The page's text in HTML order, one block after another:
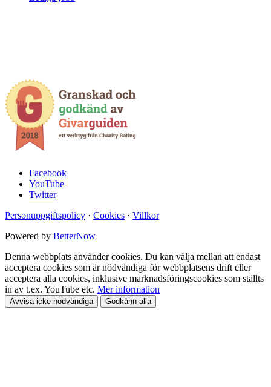
Facebook
YouTube
Twitter
Personuppgiftspolicy · Cookies · Villkor
Powered by BetterNow
Denna webbplats använder cookies. Du kan välja mellan att endast
acceptera cookies som är nödvändiga för webbplatsens drift eller
acceptera alla cookies, inklusive marknadsföringscookies som ställts
in av t.ex. YouTube etc. Mer information
Avvisa icke-nödvändiga Godkänn alla